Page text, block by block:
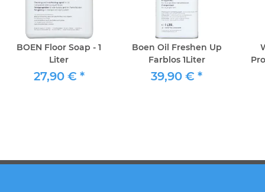
BOEN Floor Soap - 1
Liter
27,90 € *
Boen Oil Freshen Up
Farblos 1Liter
39,90 € *